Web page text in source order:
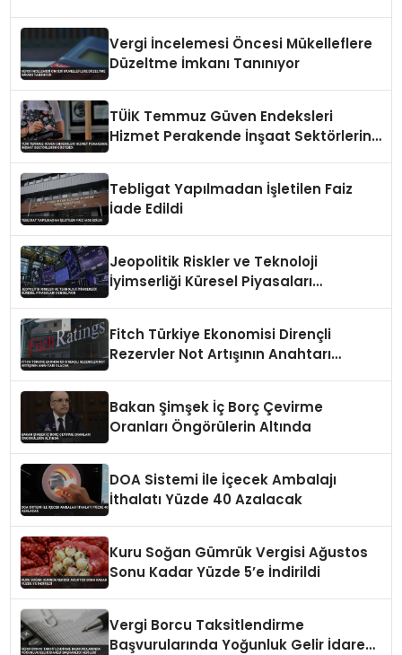
Vergi İncelemesi Öncesi Mükelleflere
Düzeltme İmkanı Tanınıyor
TÜİK Temmuz Güven Endeksleri
Hizmet Perakende İnşaat Sektörlerini
Tebligat Yapılmadan İşletilen Faiz
İade Edildi
Jeopolitik Riskler ve Teknoloji
İyimserliği Küresel Piyasaları
Fitch Türkiye Ekonomisi Dirençli
Rezervler Not Artışının Anahtarı
Bakan Şimşek İç Borç Çevirme
Oranları Öngörülerin Altında
DOA Sistemi İle İçecek Ambalajı
İthalatı Yüzde 40 Azalacak
Kuru Soğan Gümrük Vergisi Ağustos
Sonu Kadar Yüzde 5’e İndirildi
Vergi Borcu Taksitlendirme
Başvurularında Yoğunluk Gelir İdaresi